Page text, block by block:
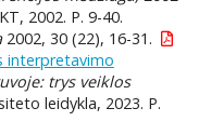
2002. P. 9-40.
2002, 30 (22), 16-31.
interpretavimo
trys veiklos
leidykla, 2023. P.